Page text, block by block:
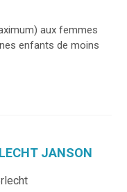
aux femmes
enfants de moins
JANSON